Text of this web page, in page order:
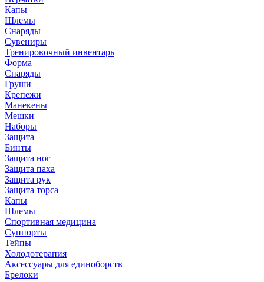
Капы
Шлемы
Снаряды
Сувениры
Тренировочный инвентарь
Форма
Снаряды
Груши
Крепежи
Манекены
Мешки
Наборы
Защита
Бинты
Защита ног
Защита паха
Защита рук
Защита торса
Капы
Шлемы
Спортивная медицина
Суппорты
Тейпы
Холодотерапия
Аксессуары для единоборств
Брелоки